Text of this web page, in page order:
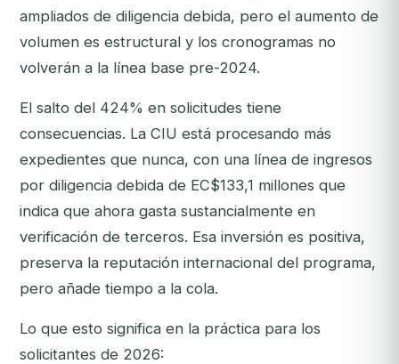
ampliados de diligencia debida, pero el aumento de
volumen es estructural y los cronogramas no
volverán a la línea base pre-2024.
El salto del 424% en solicitudes tiene
consecuencias. La CIU está procesando más
expedientes que nunca, con una línea de ingresos
por diligencia debida de EC$133,1 millones que
indica que ahora gasta sustancialmente en
verificación de terceros. Esa inversión es positiva,
preserva la reputación internacional del programa,
pero añade tiempo a la cola.
Lo que esto significa en la práctica para los
solicitantes de 2026: